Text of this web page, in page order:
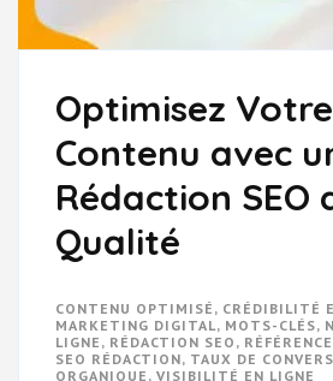
Optimisez Votre
Contenu avec
Rédaction SEO
Qualité
CONTENU OPTIMISÉ , CRÉDIBILITÉ
MARKETING DIGITAL, MOTS-CLÉS,
LIGNE , RÉDACTION SEO ,
SEO RÉDACTION, TAUX DE
ORGANIQUE , VISIBILITÉ EN LIGNE